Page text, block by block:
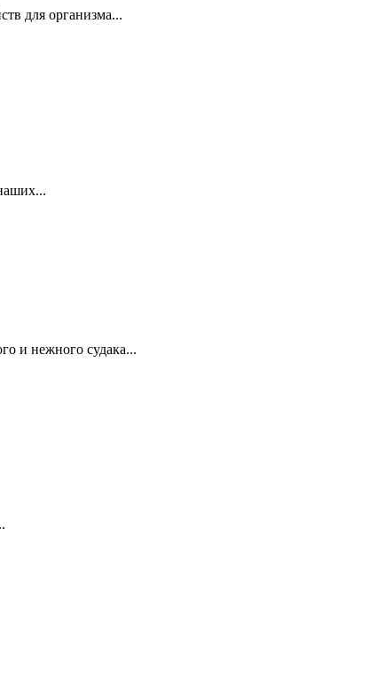
для организма...
и нежного судака...